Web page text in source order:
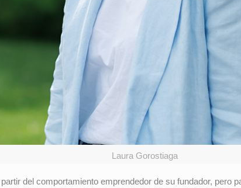
Laura Gorostiaga
del comportamiento emprendedor de su fundador,